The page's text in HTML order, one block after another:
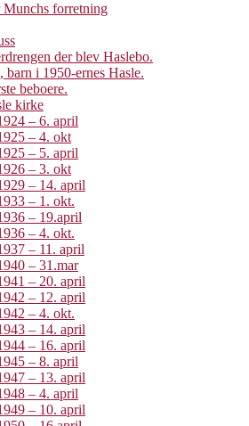
forretning
der blev Haslebo.
barn i 1950-ernes Hasle.
beboere.
kirke
– 6. april
– 4. okt
– 5. april
– 3. okt
– 14. april
– 1. okt.
– 19.april
– 4. okt.
– 11. april
– 31.mar
– 20. april
– 12. april
– 4. okt.
– 14. april
– 16. april
– 8. april
– 13. april
– 4. april
– 10. april